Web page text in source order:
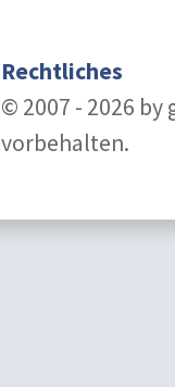
Rechtliches
© 2007 - 2026 by
vorbehalten.